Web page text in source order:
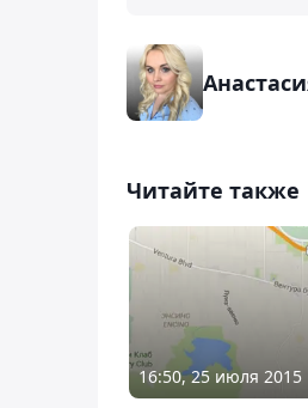
Читайте также
16:50, 25 июля 2015